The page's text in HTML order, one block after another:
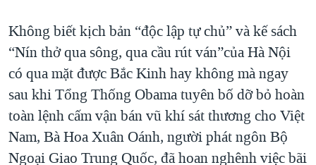
Không biết kịch bản “độc lập tự chủ” và kế sách
“Nín thở qua sông, qua cầu rút ván”của Hà Nội
có qua mặt được Bắc Kinh hay không mà ngay
sau khi Tổng Thống Obama tuyên bố dỡ bỏ hoàn
toàn lệnh cấm vận bán vũ khí sát thương cho Việt
Nam, Bà Hoa Xuân Oánh, người phát ngôn Bộ
Ngoại Giao Trung Quốc, đã hoan nghênh việc bãi